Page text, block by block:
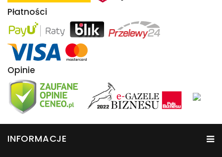
Płatności
Opinie
INFORMACJE